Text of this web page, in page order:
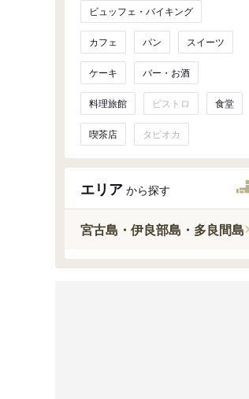
ビュッフェ・バイキング
カフェ パン スイーツ
ケーキ バー・お酒
料理旅館 ビストロ 食堂
喫茶店 タピオカ
エリア から探す
宮古島・伊良部島・多良間島